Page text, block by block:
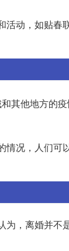
动，如贴春
其他地方的
况，人们可
，离婚并不